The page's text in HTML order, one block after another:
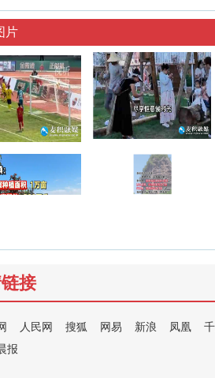
片
接
人民网 搜狐 网易 新浪 凤凰
报